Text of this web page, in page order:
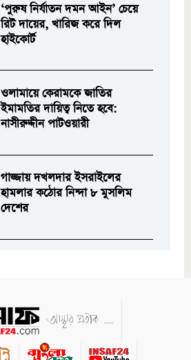
‘পুরুষ নির্যাতন দমন আইন’ চেয়ে
রিট দায়ের, খারিজ করে দিল
হাইকোর্ট
ওলামায়ে কেরামকে জাতির
ইমামতির দায়িত্ব নিতে হবে:
নাসীরুদ্দীন পাটওয়ারী
গাজ্জায় দখলদার ইসরাইলের
হামলার কঠোর নিন্দা ৮ মুসলিম
দেশের